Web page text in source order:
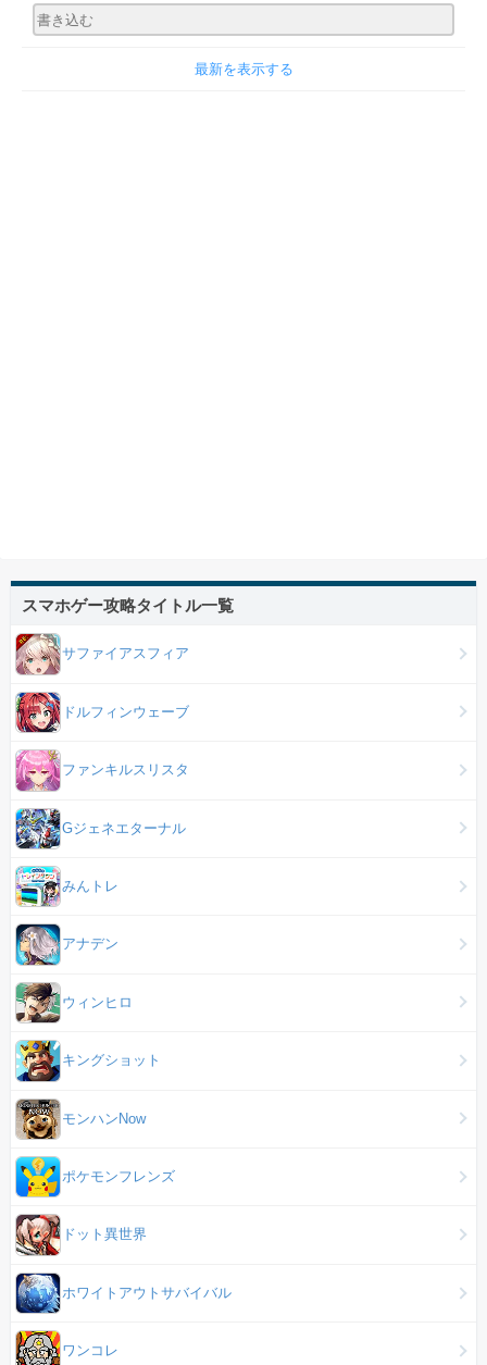
最新を表示する
スマホゲー攻略タイトル一覧
サファイアスフィア
ドルフィンウェーブ
ファンキルスリスタ
Gジェネエターナル
みんトレ
アナデン
ウィンヒロ
キングショット
モンハンNow
ポケモンフレンズ
ドット異世界
ホワイトアウトサバイバル
ワンコレ